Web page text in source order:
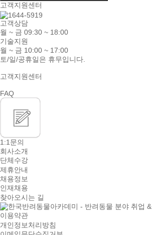
고객지원센터
고객상담
월 ~ 금 09:30 ~ 18:00
기술지원
월 ~ 금 10:00 ~ 17:00
토/일/공휴일은 휴무입니다.
고객지원센터
FAQ
1:1문의
회사소개
단체수강
제휴안내
채용정보
인재채용
찾아오시는 길
이용약관
개인정보처리방침